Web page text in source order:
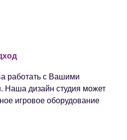
работать с Вашими
Наша дизайн студия может
игровое оборудование